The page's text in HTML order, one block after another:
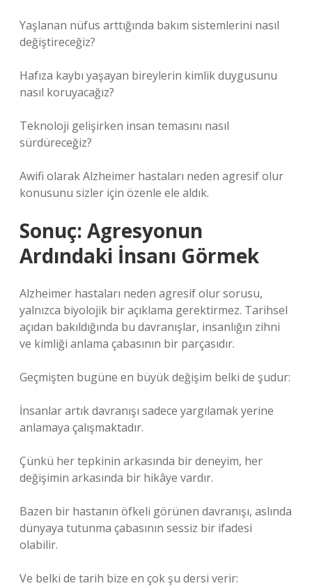
Yaşlanan nüfus arttığında bakım sistemlerini nasıl
değiştireceğiz?
Hafıza kaybı yaşayan bireylerin kimlik duygusunu
nasıl koruyacağız?
Teknoloji gelişirken insan temasını nasıl
sürdüreceğiz?
Awifi olarak Alzheimer hastaları neden agresif olur
konusunu sizler için özenle ele aldık.
Sonuç: Agresyonun
Ardındaki İnsanı Görmek
Alzheimer hastaları neden agresif olur sorusu,
yalnızca biyolojik bir açıklama gerektirmez. Tarihsel
açıdan bakıldığında bu davranışlar, insanlığın zihni
ve kimliği anlama çabasının bir parçasıdır.
Geçmişten bugüne en büyük değişim belki de şudur:
İnsanlar artık davranışı sadece yargılamak yerine
anlamaya çalışmaktadır.
Çünkü her tepkinin arkasında bir deneyim, her
değişimin arkasında bir hikâye vardır.
Bazen bir hastanın öfkeli görünen davranışı, aslında
dünyaya tutunma çabasının sessiz bir ifadesi
olabilir.
Ve belki de tarih bize en çok şu dersi verir: